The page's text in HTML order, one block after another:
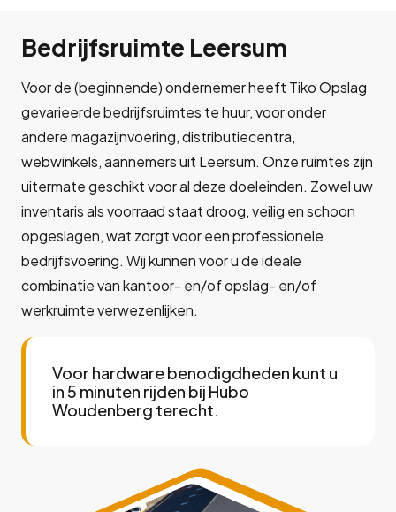
Bedrijfsruimte Leersum
Voor de (beginnende) ondernemer heeft Tiko Opslag
gevarieerde bedrijfsruimtes te huur, voor onder
andere magazijnvoering, distributiecentra,
webwinkels, aannemers uit Leersum. Onze ruimtes zijn
uitermate geschikt voor al deze doeleinden. Zowel uw
inventaris als voorraad staat droog, veilig en schoon
opgeslagen, wat zorgt voor een professionele
bedrijfsvoering. Wij kunnen voor u de ideale
combinatie van kantoor- en/of opslag- en/of
werkruimte verwezenlijken.
Voor hardware benodigdheden kunt u
in 5 minuten rijden bij Hubo
Woudenberg terecht.